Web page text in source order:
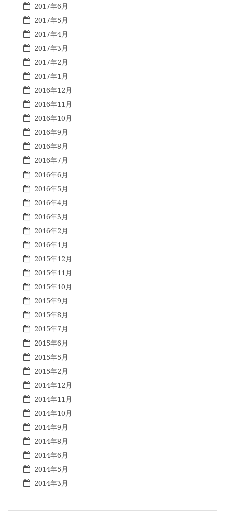
2017年6月
2017年5月
2017年4月
2017年3月
2017年2月
2017年1月
2016年12月
2016年11月
2016年10月
2016年9月
2016年8月
2016年7月
2016年6月
2016年5月
2016年4月
2016年3月
2016年2月
2016年1月
2015年12月
2015年11月
2015年10月
2015年9月
2015年8月
2015年7月
2015年6月
2015年5月
2015年2月
2014年12月
2014年11月
2014年10月
2014年9月
2014年8月
2014年6月
2014年5月
2014年3月